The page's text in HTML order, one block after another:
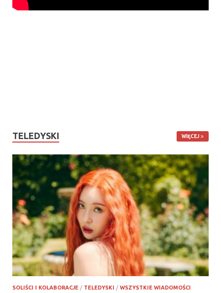
TELEDYSKI WIĘCEJ
SOLIŚCI I KOLABORACJE / TELEDYSKI / WSZYSTKIE WIADOMOŚCI